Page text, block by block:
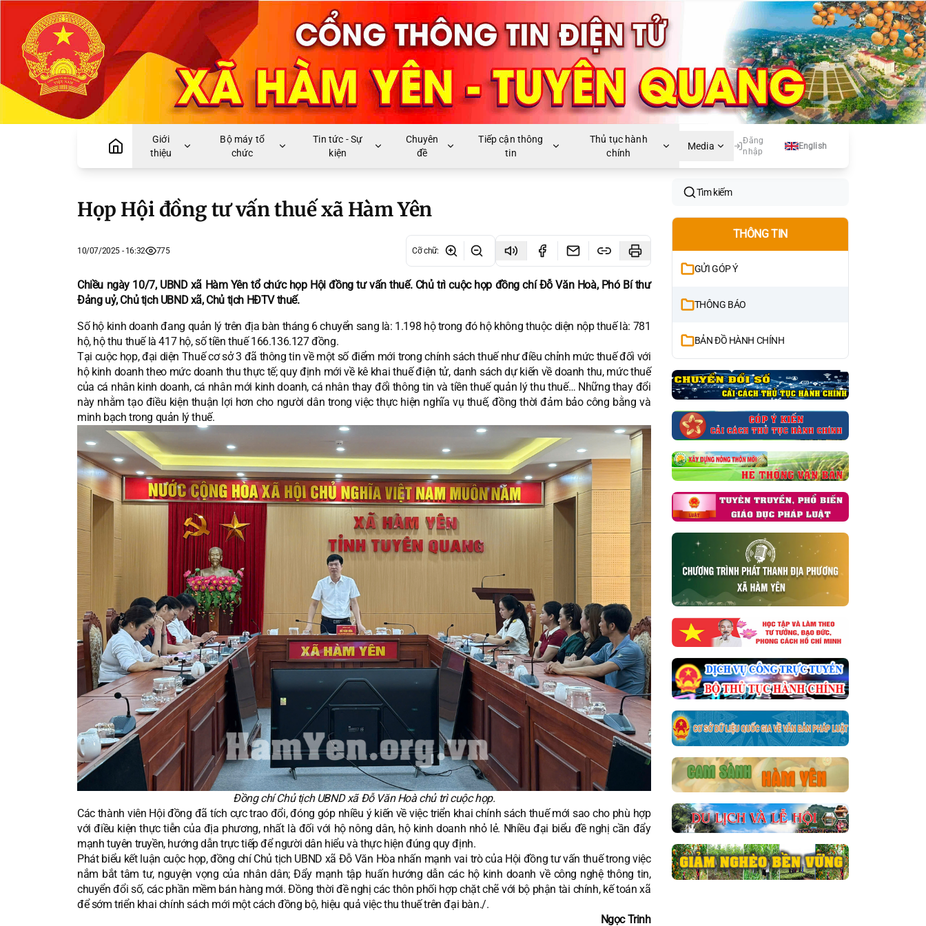
Giới
thiệu
Bộ máy tổ
chức
Tin tức - Sự
kiện
Chuyên
đề
Tiếp cận thông
tin
Thủ tục hành
chính
Media
Đăng
nhập
English
Họp Hội đồng tư vấn thuế xã Hàm Yên
10/07/2025 - 16:32 775 Cỡ chữ:
Chiều ngày 10/7, UBND xã Hàm Yên tổ chức họp Hội đồng tư vấn thuế. Chủ trì cuộc họp đồng chí Đỗ Văn Hoà, Phó Bí thư
Đảng uỷ, Chủ tịch UBND xã, Chủ tịch HĐTV thuế.
Số hộ kinh doanh đang quản lý trên địa bàn tháng 6 chuyển sang là: 1.198 hộ trong đó hộ không thuộc diện nộp thuế là: 781
hộ, hộ thu thuế là 417 hộ, số tiền thuế 166.136.127 đồng.
Tại cuộc họp, đại diện Thuế cơ sở 3 đã thông tin về một số điểm mới trong chính sách thuế như điều chỉnh mức thuế đối với
hộ kinh doanh theo mức doanh thu thực tế; quy định mới về kê khai thuế điện tử, danh sách dự kiến về doanh thu, mức thuế
của cá nhân kinh doanh, cá nhân mới kinh doanh, cá nhân thay đổi thông tin và tiền thuế quản lý thu thuế… Những thay đổi
này nhằm tạo điều kiện thuận lợi hơn cho người dân trong việc thực hiện nghĩa vụ thuế, đồng thời đảm bảo công bằng và
minh bạch trong quản lý thuế.
Đồng chí Chủ tịch UBND xã Đỗ Văn Hoà chủ trì cuộc họp.
Các thành viên Hội đồng đã tích cực trao đổi, đóng góp nhiều ý kiến về việc triển khai chính sách thuế mới sao cho phù hợp
với điều kiện thực tiễn của địa phương, nhất là đối với hộ nông dân, hộ kinh doanh nhỏ lẻ. Nhiều đại biểu đề nghị cần đẩy
mạnh tuyên truyền, hướng dẫn trực tiếp để người dân hiểu và thực hiện đúng quy định.
Phát biểu kết luận cuộc họp, đồng chí Chủ tịch UBND xã Đỗ Văn Hòa nhấn mạnh vai trò của Hội đồng tư vấn thuế trong việc
nắm bắt tâm tư, nguyện vọng của nhân dân; Đẩy mạnh tập huấn hướng dẫn các hộ kinh doanh về công nghệ thông tin,
chuyển đổi số, các phần mềm bán hàng mới. Đồng thời đề nghị các thôn phối hợp chặt chẽ với bộ phận tài chính, kế toán xã
để sớm triển khai chính sách mới một cách đồng bộ, hiệu quả việc thu thuế trên đại bàn./.
Ngọc Trinh
Tìm kiếm
THÔNG TIN
GỬI GÓP Ý
THÔNG BÁO
BẢN ĐỒ HÀNH CHÍNH